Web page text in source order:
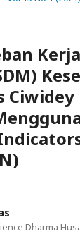
Dharma